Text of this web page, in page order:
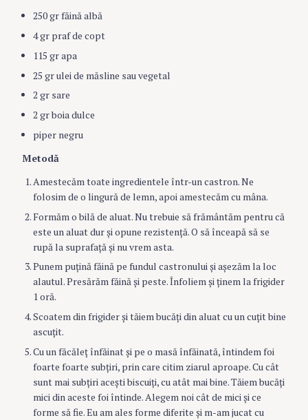
250 gr făină albă
4 gr praf de copt
115 gr apa
25 gr ulei de măsline sau vegetal
2 gr sare
2 gr boia dulce
piper negru
Metodă
Amestecăm toate ingredientele într-un castron. Ne
folosim de o lingură de lemn, apoi amestecăm cu mâna.
Formăm o bilă de aluat. Nu trebuie să frământăm pentru că
este un aluat dur şi opune rezistenţă. O să înceapă să se
rupă la suprafaţă şi nu vrem asta.
Punem puţină făină pe fundul castronului şi aşezăm la loc
alautul. Presărăm făină şi peste. Înfoliem şi ţinem la frigider
1 oră.
Scoatem din frigider şi tăiem bucăţi din aluat cu un cuţit bine
ascuţit.
Cu un făcăleţ înfăinat şi pe o masă înfăinată, întindem foi
foarte foarte subţiri, prin care citim ziarul aproape. Cu cât
sunt mai subţiri aceşti biscuiţi, cu atât mai bine. Tăiem bucăţi
mici din aceste foi întinde. Alegem noi cât de mici şi ce
forme să fie. Eu am ales forme diferite şi m-am jucat cu